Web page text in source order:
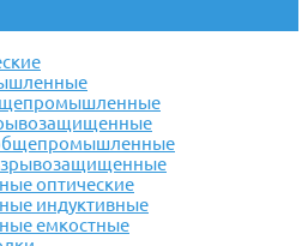
оптические
индуктивные
емкостные